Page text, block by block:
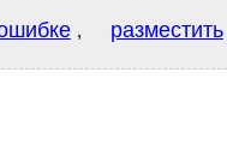
,
разместить